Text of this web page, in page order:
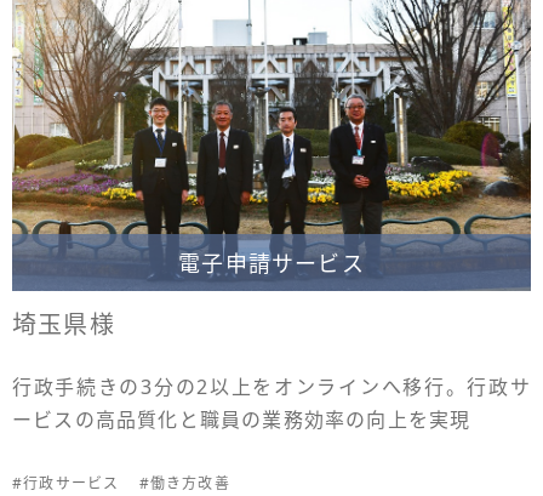
電子申請サービス
埼玉県様
行政手続きの3分の2以上をオンラインへ移行。行政サ
ービスの高品質化と職員の業務効率の向上を実現
#行政サービス #働き方改善